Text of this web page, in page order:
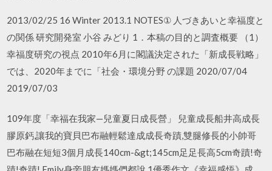
2013/02/25 16 Winter 2013.1 NOTES① 人づきあいと幸福度と
の関係 研究開発室 小谷 みどり 1．本稿の目的と調査概要 （1）
幸福度研究の視点 2010年6月に閣議決定された「新成長戦略」
では、2020年までに「社会・環境分野 の課題 2020/07/04
2019/07/03
109年度「幸福在我家—兒童夏日成長營」 兒童成長船井高成長
膠原鈣,讓我的寶貝巴布融輕鬆達成成長奇蹟,雙腿修長的小帥哥
巴布融在短短3個月成長140cm-&gt;145cm足足長高5cm奇蹟!奇